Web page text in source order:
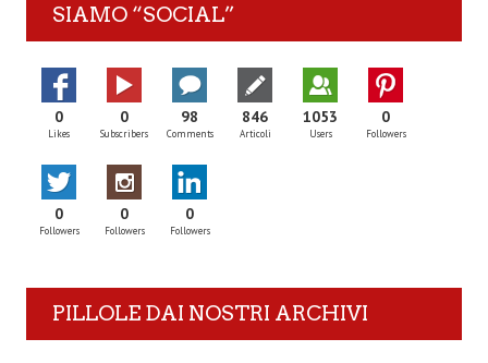
SIAMO “SOCIAL”
0
Likes
0
Subscribers
98
Comments
846
Articoli
1053
Users
0
Followers
0
Followers
0
Followers
0
Followers
PILLOLE DAI NOSTRI ARCHIVI